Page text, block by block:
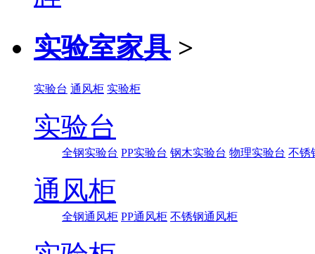
实验室家具 >
实验台 通风柜 实验柜
实验台
全钢实验台 PP实验台 钢木实验台 物理实验台 不锈
通风柜
全钢通风柜 PP通风柜 不锈钢通风柜